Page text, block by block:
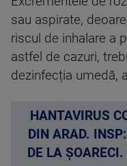
sau aspirate,
riscul de inhalare a
astfel de cazuri,
dezinfecția umedă,
HANTAVIRUS
DIN ARAD.
DE LA